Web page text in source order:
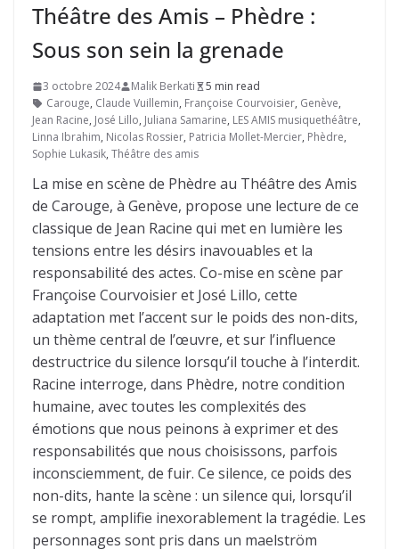
Théâtre des Amis – Phèdre :
Sous son sein la grenade
3 octobre 2024 Malik Berkati
5 min read
Carouge, Claude Vuillemin, Françoise Courvoisier, Genève,
Jean Racine, José Lillo, Juliana Samarine, LES AMIS musiquethéâtre,
Linna Ibrahim, Nicolas Rossier, Patricia Mollet-Mercier, Phèdre,
Sophie Lukasik, Théâtre des amis
La mise en scène de Phèdre au Théâtre des Amis
de Carouge, à Genève, propose une lecture de ce
classique de Jean Racine qui met en lumière les
tensions entre les désirs inavouables et la
responsabilité des actes. Co-mise en scène par
Françoise Courvoisier et José Lillo, cette
adaptation met l’accent sur le poids des non-dits,
un thème central de l’œuvre, et sur l’influence
destructrice du silence lorsqu’il touche à l’interdit.
Racine interroge, dans Phèdre, notre condition
humaine, avec toutes les complexités des
émotions que nous peinons à exprimer et des
responsabilités que nous choisissons, parfois
inconsciemment, de fuir. Ce silence, ce poids des
non-dits, hante la scène : un silence qui, lorsqu’il
se rompt, amplifie inexorablement la tragédie. Les
personnages sont pris dans un maelström